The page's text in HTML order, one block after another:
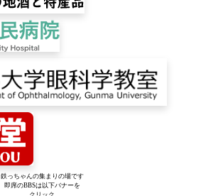
鉄っちゃんの集まりの場です
即席のBBSは以下バナーを
クリック